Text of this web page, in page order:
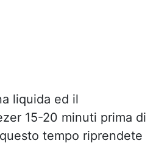
liquida ed il
15-20 minuti prima di
tempo riprendete